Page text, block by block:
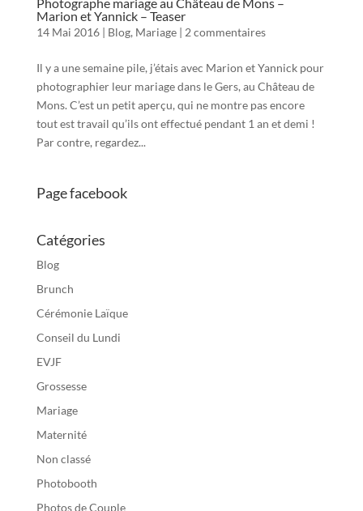
Marion et Yannick – Teaser
14 Mai 2016| Blog, Mariage| 2 commentaires
Il y a une semaine pile, j’étais avec Marion et Yannick pour
photographier leur mariage dans le Gers, au Château de
Mons. C’est un petit aperçu, qui ne montre pas encore
tout est travail qu’ils ont effectué pendant 1 an et demi !
Par contre, regardez...
Page facebook
Catégories
Blog
Brunch
Cérémonie Laïque
Conseil du Lundi
EVJF
Grossesse
Mariage
Maternité
Non classé
Photobooth
Photos de Couple